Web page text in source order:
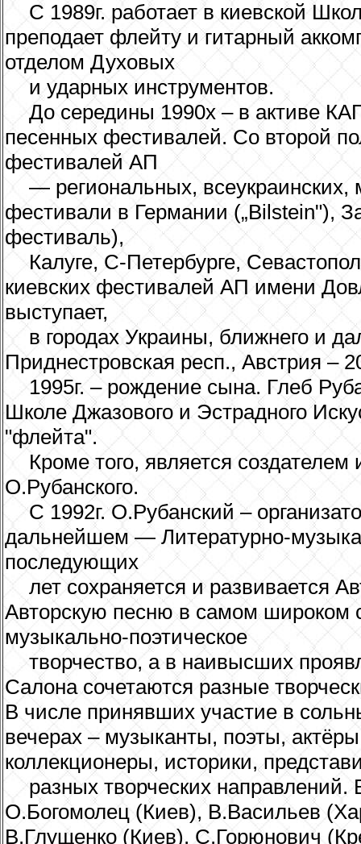
С 1989г. работает в киевской
преподает флейту и гитарный
отделом Духовых
и ударных инструментов.
До середины 1990х – в активе
песенных фестивалей. Со второй
фестивалей АП
— региональных,
фестивали в Германии („Bilstein"),
фестиваль),
Калуге, С-Петербурге,
киевских фестивалей АП имени
выступает,
в городах Украины, ближнего и
Приднестровская респ., Австрия –
1995г. – рождение сына. Глеб
Школе Джазового и Эстрадного
"флейта".
Кроме того, является
О.Рубанского.
С 1992г. О.Рубанский –
дальнейшем — Литературно-
последующих
лет сохраняется и развивается
Авторскую песню в самом широком
музыкально-поэтическое
творчество, а в наивысших
Салона сочетаются разные
В числе принявших участие в
вечерах – музыканты, поэты,
коллекционеры, историки,
разных творческих
О.Богомолец (Киев), В.Васильев
В.Глущенко (Киев), С.Горюнович